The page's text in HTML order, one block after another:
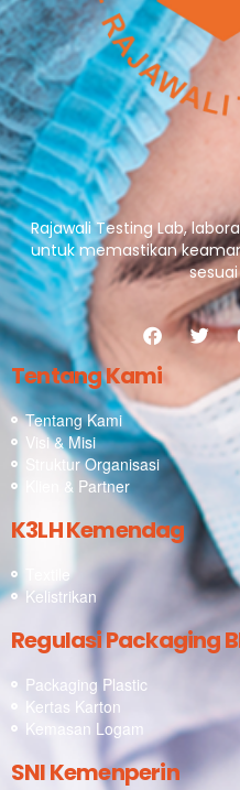
Rajawali Testing Lab,
untuk memastikan
Tentang Kami
Tentang Kami
Visi & Misi
Struktur Organisasi
Klien & Partner
K3LH Kemendag
Textile
Kelistrikan
Regulasi Packaging
Packaging Plastic
Kertas Karton
Kemasan Logam
SNI Kemenperin